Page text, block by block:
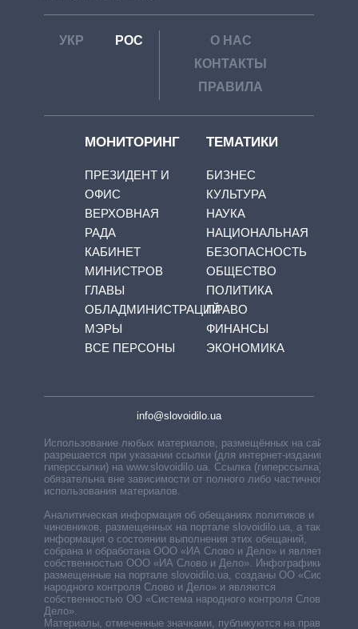
УКР РОС
О НАС
КОНТАКТЫ
ПРАВИЛА
МОНИТОРИНГ
ПРЕЗИДЕНТ И
ОФИС
ВЕРХОВНАЯ
РАДА
КАБИНЕТ
МИНИСТРОВ
ГЛАВЫ
ОБЛАДМИНИСТРАЦИЙ
МЭРЫ
ВСЕ ПЕРСОНЫ
ТЕМАТИКИ
БИЗНЕС
КУЛЬТУРА
НАУКА
НАЦИОНАЛЬНАЯ
БЕЗОПАСНОСТЬ
ОБЩЕСТВО
ПОЛИТИКА
ПРАВО
ФИНАНСЫ
ЭКОНОМИКА
info@slovoidilo.ua
Использование любых материалов, размещённых на сайте,
разрешается при указании ссылки (для интернет-изданий —
гиперссылки) на www.slovoidilo.ua. Ссылка (гиперссылка)
обязательна вне зависимости от полного либо частичного
использования материалов.
Аналитическая информация об обещаниях политиков и
чиновников, размещенных на портале slovoidilo.ua, а также
информация о состоянии выполнения этих обещаний,
собрана и обработана ООО «ИА Слово и Дело» и является
собственностью ООО «ИА Слово и Дело». Инфографики,
размещенные на портале slovoidilo.ua, созданы ОО «Система
народного контроля Слово и Дело» и являются
собственностью ОО «Система народного контроля Слово и
Дело».
Материалы, отмеченные значками, публикуются на правах